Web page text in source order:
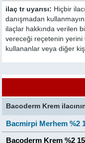
ilaç tr uyarısı: Hiçbir
danışmadan
ilaçlar hakkında verilen
vereceği reçetenin
kullananlar veya diğer
Bacoderm Krem
Bacmirpi Merhem %2
Bacoderm Krem %2